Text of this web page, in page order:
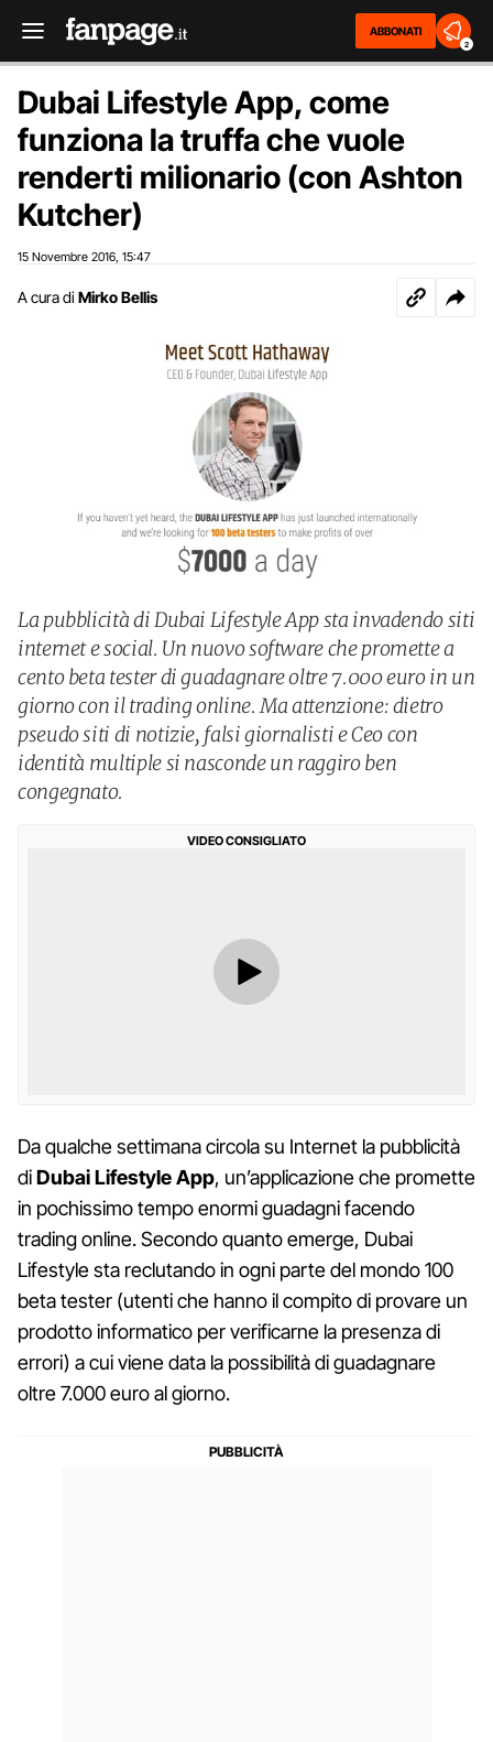
ABBONATI
2
Dubai Lifestyle App, come
funziona la truffa che vuole
renderti milionario (con Ashton
Kutcher)
15 Novembre 2016 15:47
A cura di Mirko Bellis
La pubblicità di Dubai Lifestyle App sta invadendo siti
internet e social. Un nuovo software che promette a
cento beta tester di guadagnare oltre 7.000 euro in un
giorno con il trading online. Ma attenzione: dietro
pseudo siti di notizie, falsi giornalisti e Ceo con
identità multiple si nasconde un raggiro ben
congegnato.
VIDEO CONSIGLIATO
Da qualche settimana circola su Internet la pubblicità
diDubai Lifestyle App, un’applicazione che promette
in pochissimo tempo enormi guadagni facendo
trading online. Secondo quanto emerge, Dubai
Lifestyle sta reclutando in ogni parte del mondo 100
beta tester (utenti che hanno il compito di provare un
prodotto informatico per verificarne la presenza di
errori) a cui viene data la possibilità di guadagnare
oltre 7.000 euro al giorno.